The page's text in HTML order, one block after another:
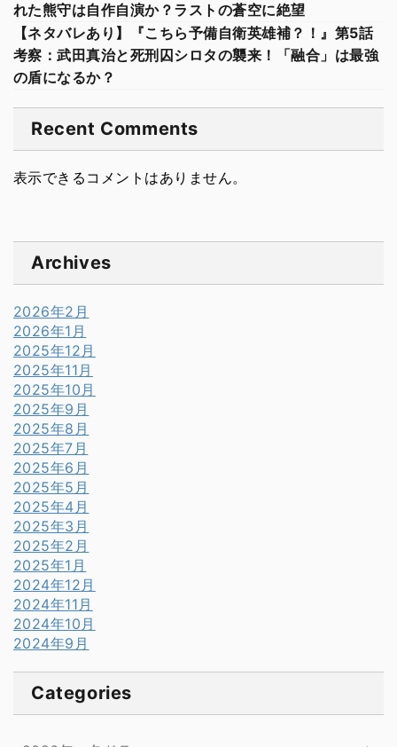
れた熊守は自作自演か？ラストの蒼空に絶望
【ネタバレあり】『こちら予備自衛英雄補？！』第5話
考察：武田真治と死刑囚シロタの襲来！「融合」は最強
の盾になるか？
Recent Comments
表示できるコメントはありません。
Archives
2026年2月
2026年1月
2025年12月
2025年11月
2025年10月
2025年9月
2025年8月
2025年7月
2025年6月
2025年5月
2025年4月
2025年3月
2025年2月
2025年1月
2024年12月
2024年11月
2024年10月
2024年9月
Categories